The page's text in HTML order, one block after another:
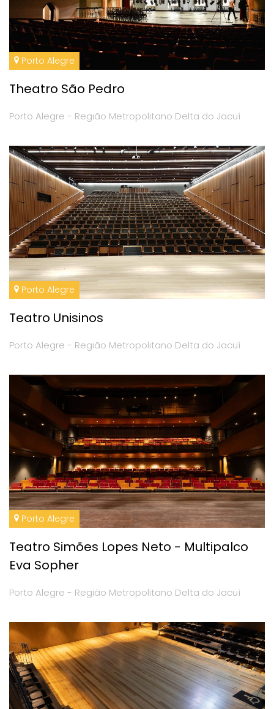
Porto Alegre
Theatro São Pedro
Porto Alegre - Região Metropolitano Delta do Jacuí
Porto Alegre
Teatro Unisinos
Porto Alegre - Região Metropolitano Delta do Jacuí
Porto Alegre
Teatro Simões Lopes Neto - Multipalco
Eva Sopher
Porto Alegre - Região Metropolitano Delta do Jacuí